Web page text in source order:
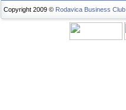
Copyright 2009 © Rodavica Business Club